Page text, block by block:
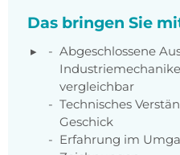
Das bringen Sie
Abgeschlossene
vergleichbar
Technisches
Geschick
Erfahrung im